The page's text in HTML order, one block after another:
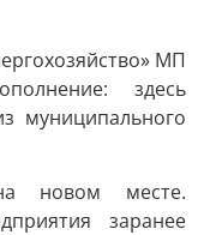
МП
здесь
муниципального
новом месте.
заранее